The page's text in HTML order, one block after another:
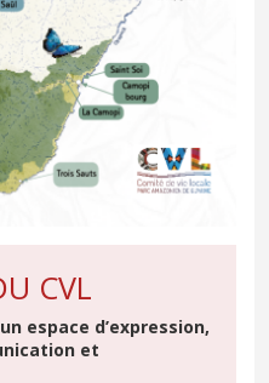
CVL
un espace d’expression,
et